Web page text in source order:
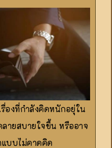
รื่องที่กำลังคิดหนักอยุ่ใน
ายสบายใจขึ้น หรืออาจ
บบไม่คาดคิด